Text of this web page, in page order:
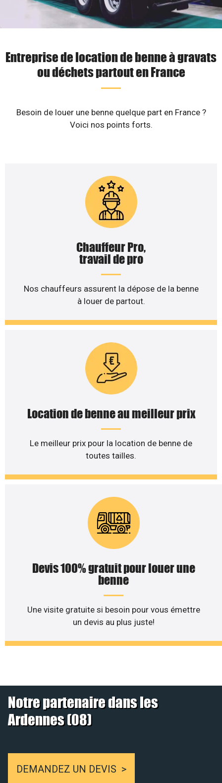
Entreprise de location de benne à gravats
ou déchets partout en France
Besoin de louer une benne quelque part en France ?
Voici nos points forts.
Chauffeur Pro,
travail de pro
Nos chauffeurs assurent la dépose de la benne
à louer de partout.
Location de benne au meilleur prix
Le meilleur prix pour la location de benne de
toutes tailles.
Devis 100% gratuit pour louer une
benne
Une visite gratuite si besoin pour vous émettre
un devis au plus juste!
Notre partenaire dans les
Ardennes (08)
DEMANDEZ UN DEVIS